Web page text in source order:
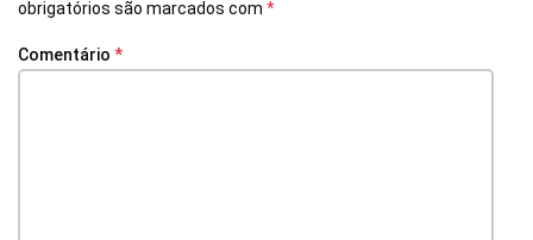
obrigatórios são marcados com *
Comentário *